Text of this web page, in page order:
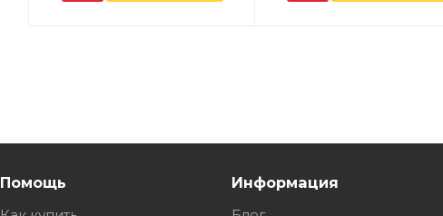
Помощь Информация